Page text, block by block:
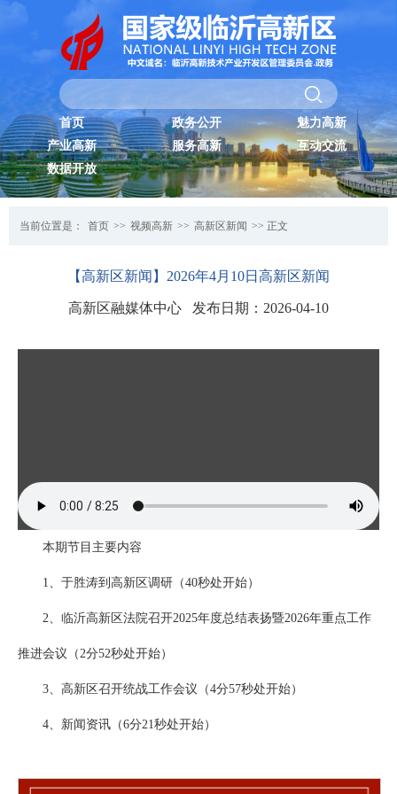
首页 政务公开
魅力高新
产业高新
服务高新
互动交流
数据开放
当前位置是： 首页 >> 视频高新 >> 高新区新闻 >> 正文
【高新区新闻】2026年4月10日高新区新闻
高新区融媒体中心 发布日期：2026-04-10
本期节目主要内容
1、于胜涛到高新区调研（40秒处开始）
2、临沂高新区法院召开2025年度总结表扬暨2026年重点工作
推进会议（2分52秒处开始）
3、高新区召开统战工作会议（4分57秒处开始）
4、新闻资讯（6分21秒处开始）